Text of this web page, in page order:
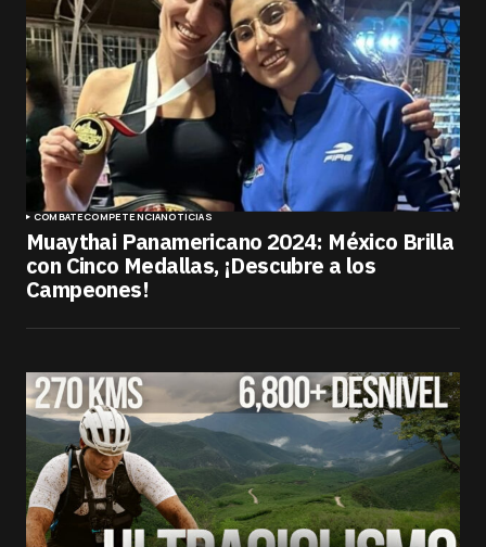
COMBATECOMPETENCIANOTICIAS
Muaythai Panamericano 2024: México Brilla
con Cinco Medallas, ¡Descubre a los
Campeones!